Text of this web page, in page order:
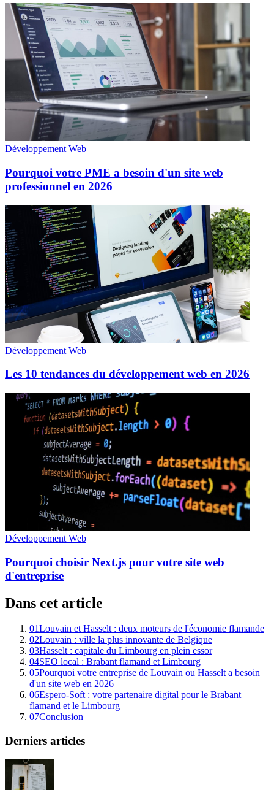
Développement Web
Pourquoi votre PME a besoin d'un site web
professionnel en 2026
Développement Web
Les 10 tendances du développement web en 2026
Développement Web
Pourquoi choisir Next.js pour votre site web
d'entreprise
Dans cet article
01Louvain et Hasselt : deux moteurs de l'économie flamande
02Louvain : ville la plus innovante de Belgique
03Hasselt : capitale du Limbourg en plein essor
04SEO local : Brabant flamand et Limbourg
05Pourquoi votre entreprise de Louvain ou Hasselt a besoin
d'un site web en 2026
06Espero-Soft : votre partenaire digital pour le Brabant
flamand et le Limbourg
07Conclusion
Derniers articles